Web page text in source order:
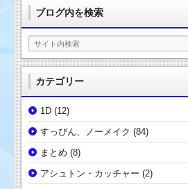
ブログ内を検索
カテゴリー
1D (12)
すっぴん、ノーメイク (84)
まとめ (8)
アシュトン・カッチャー (2)